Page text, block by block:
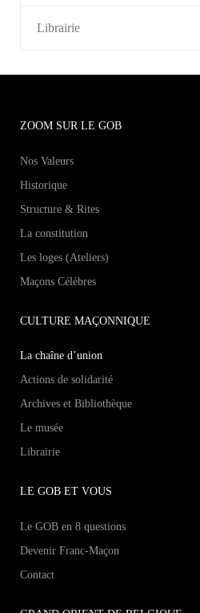
Librairie
ZOOM SUR LE GOB
Nos Valeurs
Historique
Structure & Rites
La constitution
Les loges (Ateliers)
Maçons Célèbres
CULTURE MAÇONNIQUE
La chaîne d’union
Actions de solidarité
Archives et Bibliothèque
Le musée
Librairie
LE GOB ET VOUS
Le GOB en 8 questions
Devenir Franc-Maçon
Contact